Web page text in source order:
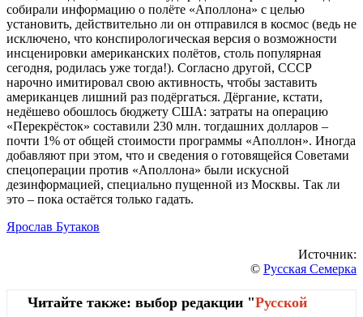
собирали информацию о полёте «Аполлона» с целью
установить, действительно ли он отправился в космос (ведь не
исключено, что конспирологическая версия о возможности
инсценировки американских полётов, столь популярная
сегодня, родилась уже тогда!). Согласно другой, СССР
нарочно имитировал свою активность, чтобы заставить
американцев лишний раз подёргаться. Дёргание, кстати,
недёшево обошлось бюджету США: затраты на операцию
«Перекрёсток» составили 230 млн. тогдашних долларов –
почти 1% от общей стоимости программы «Аполлон». Иногда
добавляют при этом, что и сведения о готовящейся Советами
спецоперации против «Аполлона» были искусной
дезинформацией, специально пущенной из Москвы. Так ли
это – пока остаётся только гадать.
Ярослав Бутаков
Источник:
© Русская Семерка
Читайте также: выбор редакции "Русской